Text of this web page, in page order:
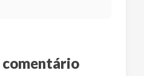
comentário